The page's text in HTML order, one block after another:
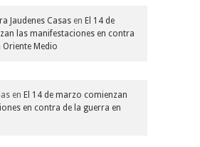
Jaudenes Casas en El 14 de
las manifestaciones en contra
Oriente Medio
en El 14 de marzo comienzan
en contra de la guerra en